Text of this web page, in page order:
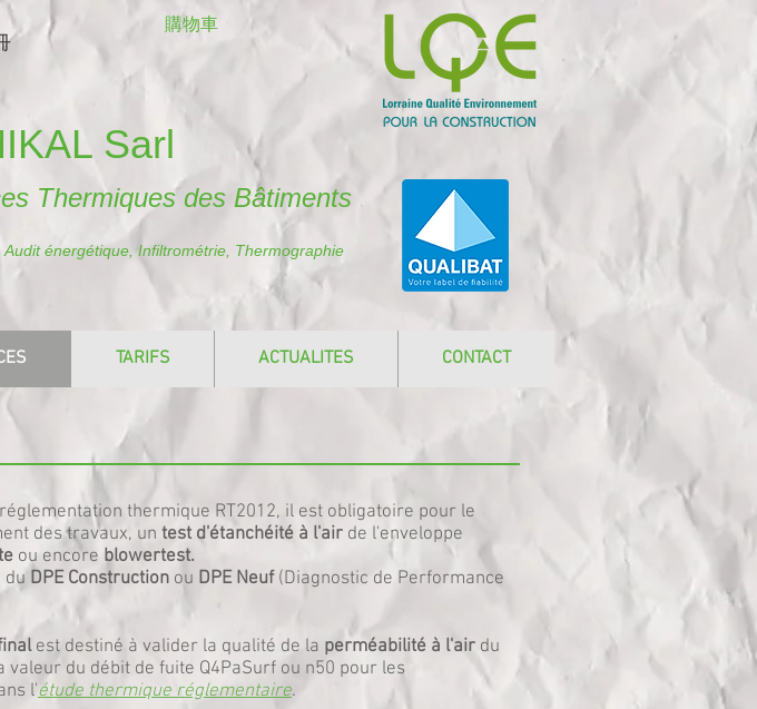
購物車
Sarl
Thermiques des Bâtiments
énergétique, Infiltrométrie, Thermographie
TARIFS ACTUALITES CONTACT
thermique RT2012, il est obligatoire pour le
des travaux, un test d'étanchéité à l'air de l'enveloppe
ou encore blowertest.
du DPE Construction ou DPE Neuf(Diagnostic de Performance
est destiné à valider la qualité de la perméabilité à l'air du
du débit de fuite Q4PaSurf ou n50 pour les
l'étude thermique réglementaire.